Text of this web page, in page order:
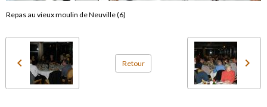
Repas au vieux moulin de Neuville (6)
Retour